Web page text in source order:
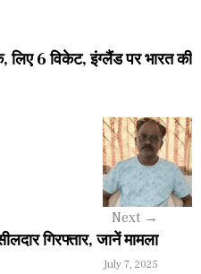
6 विकेट, इंग्लैंड पर भारत की
Next →
गिरफ्तार, जानें मामला
July 7, 2025